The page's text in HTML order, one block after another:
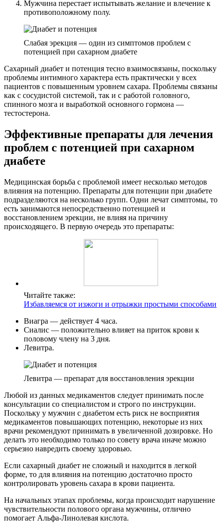
Мужчина перестает испытывать желание и влечение к
противоположному полу.
Слабая эрекция — один из симптомов проблем с
потенцией при сахарном диабете
Сахарный диабет и потенция тесно взаимосвязаны, поскольку
проблемы интимного характера есть практически у всех
пациентов с повышенным уровнем сахара. Проблемы связаны
как с сосудистой системой, так и с работой головного,
спинного мозга и выработкой основного гормона —
тестостерона.
Эффективные препараты для лечения
проблем с потенцией при сахарном
диабете
Медицинская борьба с проблемой имеет несколько методов
влияния на потенцию. Препараты для потенции при диабете
подразделяются на несколько групп. Одни лечат симптомы, то
есть занимаются непосредственно потенцией и
восстановлением эрекции, не влияя на причину
происходящего. В первую очередь это препараты:
Читайте также:
Избавляемся от изжоги и отрыжки простыми способами
Виагра — действует 4 часа.
Сиалис — положительно влияет на приток крови к
половому члену на 3 дня.
Левитра.
Левитра — препарат для восстановления эрекции
Любой из данных медикаментов следует принимать после
консультации со специалистом и строго по инструкции.
Поскольку у мужчин с диабетом есть риск не восприятия
медикаментов повышающих потенцию, некоторые из них
врачи рекомендуют принимать в увеличенной дозировке. Но
делать это необходимо только по совету врача иначе можно
серьезно навредить своему здоровью.
Если сахарный диабет не сложный и находится в легкой
форме, то для влияния на потенцию достаточно просто
контролировать уровень сахара в крови пациента.
На начальных этапах проблемы, когда происходит нарушение
чувствительности полового органа мужчины, отлично
помогает Альфа-Линолевая кислота.